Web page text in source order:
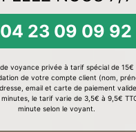
23 09 09 92
voyance privée à tarif spécial de 15€
de votre compte client (nom,
email et carte de paiement
minutes, le tarif varie de 3,5€ à 9,5€
minute selon le voyant.